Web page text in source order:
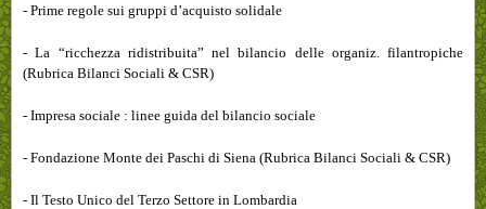
- Prime regole sui gruppi d’acquisto solidale
- La “ricchezza ridistribuita” nel bilancio delle organiz. filantropiche
(Rubrica Bilanci Sociali & CSR)
- Impresa sociale : linee guida del bilancio sociale
- Fondazione Monte dei Paschi di Siena (Rubrica Bilanci Sociali & CSR)
- Il Testo Unico del Terzo Settore in Lombardia